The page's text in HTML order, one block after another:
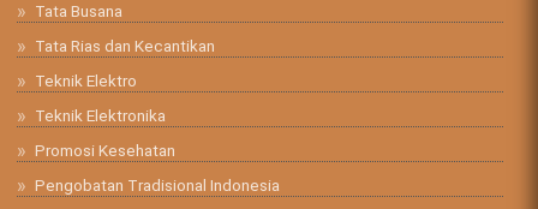
Tata Busana
Tata Rias dan Kecantikan
Teknik Elektro
Teknik Elektronika
Promosi Kesehatan
Pengobatan Tradisional Indonesia